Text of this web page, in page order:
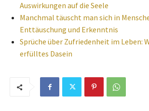
Auswirkungen auf die Seele
Manchmal täuscht man sich in
Enttäuschung und Erkenntnis
Sprüche über Zufriedenheit im Leben:
erfülltes Dasein